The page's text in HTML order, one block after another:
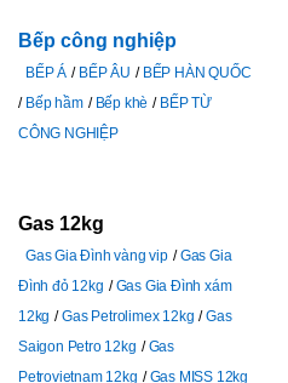
Bếp công nghiệp
BẾP Á BẾP ÂU
BẾP HÀN QUỐC
Bếp hầm
Bếp khè
BẾP TỪ
CÔNG NGHIỆP
Gas 12kg
Gas Gia Đình vàng vip
Gas Gia
Đình đỏ 12kg
Gas Gia Đình xám
12kg
Gas Petrolimex 12kg
Gas
Saigon Petro 12kg
Gas
Petrovietnam 12kg
Gas MISS 12kg